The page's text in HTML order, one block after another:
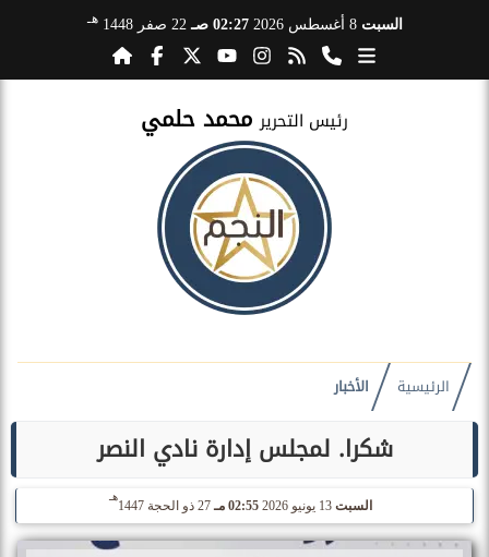
السبت 8 أغسطس 2026 02:27 صـ 22 صفر 1448 هـ
رئيس التحرير محمد حلمي
الرئيسية الأخبار
شكرا. لمجلس إدارة نادي النصر
السبت 13 يونيو 2026 02:55 مـ 27 ذو الحجة 1447
هـ